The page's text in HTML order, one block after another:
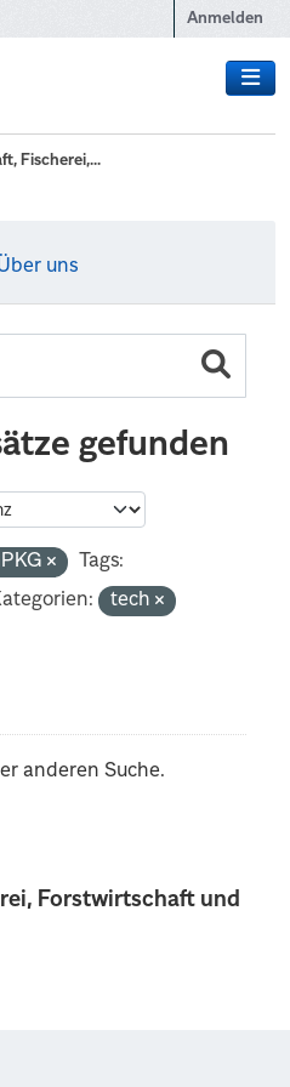
Anmelden
Fischerei,...
Forstwirtschaft und
uns
gefunden
Tags:
tech
anderen Suche.